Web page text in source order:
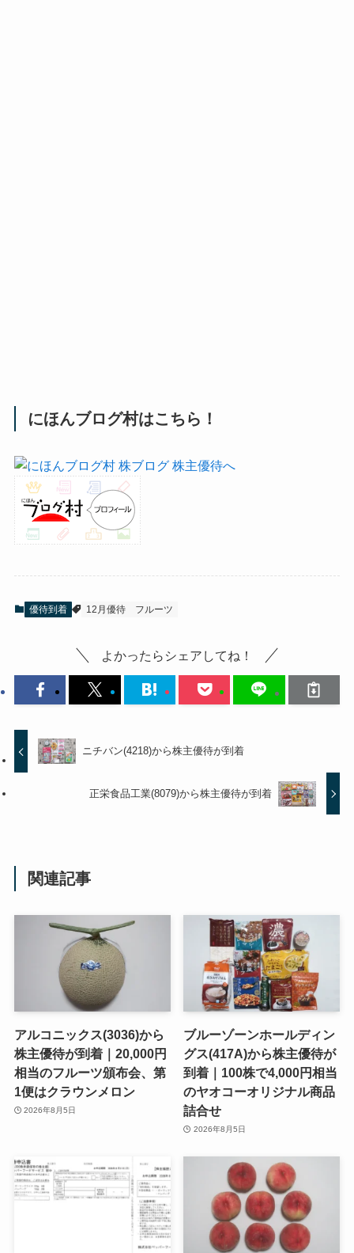
にほんブログ村はこちら！
優待到着 12月優待 フルーツ
よかったらシェアしてね！
ニチバン(4218)から株主優待が到着
正栄食品工業(8079)から株主優待が到着
関連記事
アルコニックス(3036)から
株主優待が到着｜20,000円
相当のフルーツ頒布会、第
1便はクラウンメロン
2026年8月5日
ブルーゾーンホールディン
グス(417A)から株主優待が
到着｜100株で4,000円相当
のヤオコーオリジナル商品
詰合せ
2026年8月5日